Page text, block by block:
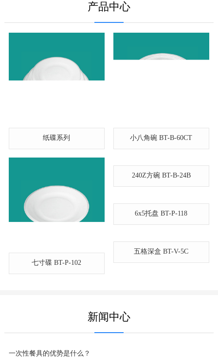
产品中心
纸碟系列 小八角碗 BT-B-60CT
七寸碟 BT-P-102
240Z方碗 BT-B-24B
6x5托盘 BT-P-118
五格深盒 BT-V-5C
新闻中心
一次性餐具的优势是什么？